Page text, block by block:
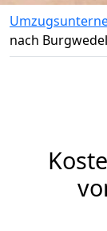
nach Burgwedel